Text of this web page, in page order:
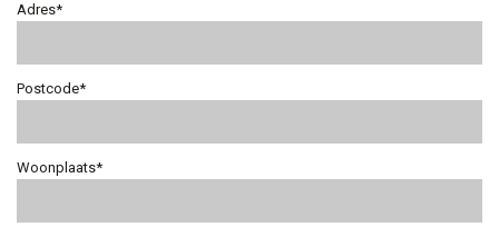
Adres*
Postcode*
Woonplaats*